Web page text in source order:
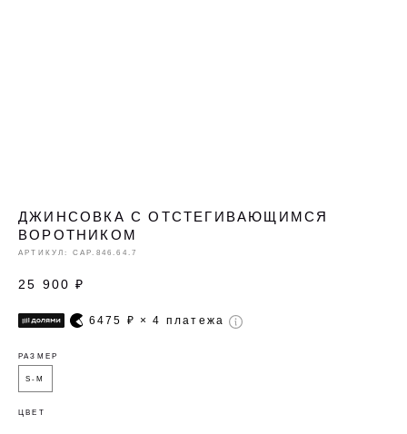
ДЖИНСОВКА С ОТСТЕГИВАЮЩИМСЯ
ВОРОТНИКОМ
АРТИКУЛ: CAP.846.64.7
25 900 ₽
6475 ₽ × 4 платежа
РАЗМЕР
S-M
ЦВЕТ